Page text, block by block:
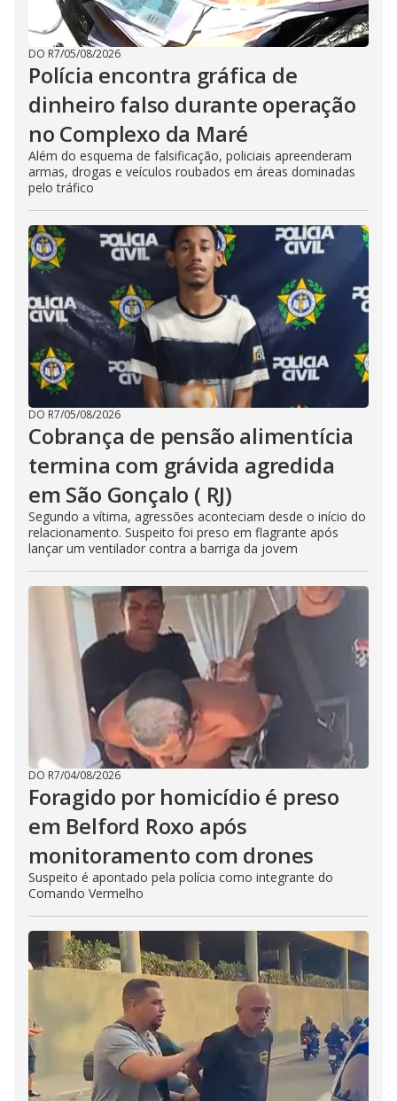
DO R7/05/08/2026
Polícia encontra gráfica de
dinheiro falso durante operação
no Complexo da Maré
Além do esquema de falsificação, policiais apreenderam
armas, drogas e veículos roubados em áreas dominadas
pelo tráfico
DO R7/05/08/2026
Cobrança de pensão alimentícia
termina com grávida agredida
em São Gonçalo ( RJ)
Segundo a vítima, agressões aconteciam desde o início do
relacionamento. Suspeito foi preso em flagrante após
lançar um ventilador contra a barriga da jovem
DO R7/04/08/2026
Foragido por homicídio é preso
em Belford Roxo após
monitoramento com drones
Suspeito é apontado pela polícia como integrante do
Comando Vermelho